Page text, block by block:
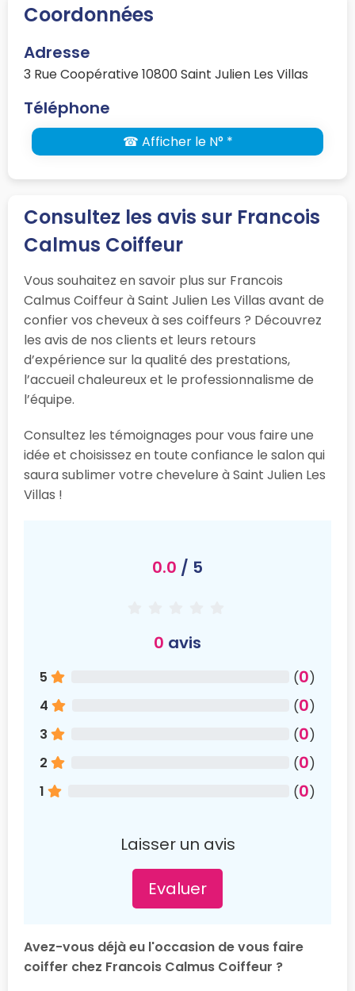
Coordonnées
Adresse
3 Rue Coopérative 10800 Saint Julien Les Villas
Téléphone
☎ Afficher le N° *
Consultez les avis sur Francois
Calmus Coiffeur
Vous souhaitez en savoir plus sur Francois
Calmus Coiffeur à Saint Julien Les Villas avant de
confier vos cheveux à ses coiffeurs ? Découvrez
les avis de nos clients et leurs retours
d’expérience sur la qualité des prestations,
l’accueil chaleureux et le professionnalisme de
l’équipe.
Consultez les témoignages pour vous faire une
idée et choisissez en toute confiance le salon qui
saura sublimer votre chevelure à Saint Julien Les
Villas !
0.0 / 5
0 avis
5 (0)
4
(0)
3
(0)
2
(0)
1
(0)
Laisser un avis
Evaluer
Avez-vous déjà eu l'occasion de vous faire
coiffer chez Francois Calmus Coiffeur ?